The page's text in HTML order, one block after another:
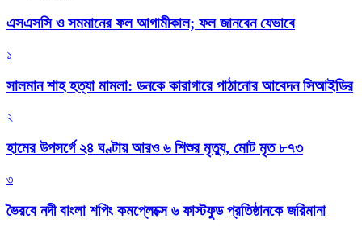
এসএসসি ও সমমানের ফল আগামীকাল; ফল জানবেন যেভাবে
১
সালমান শাহ হত্যা মামলা: ডনকে কারাগারে পাঠানোর আবেদন সিআইডির
২
হামের উপসর্গে ২৪ ঘণ্টায় আরও ৬ শিশুর মৃত্যু, মোট মৃত ৮৭৩
৩
ভৈরবে নদী বাংলা শপিং কমপ্লেক্সে ৬ ফাস্টফুড প্রতিষ্ঠানকে জরিমানা